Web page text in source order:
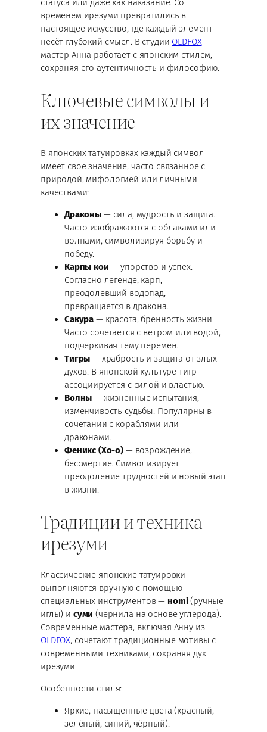
статуса или даже как наказание. Со
временем ирезуми превратились в
настоящее искусство, где каждый элемент
несёт глубокий смысл. В студии OLDFOX
мастер Анна работает с японским стилем,
сохраняя его аутентичность и философию.
Ключевые символы и
их значение
В японских татуировках каждый символ
имеет своё значение, часто связанное с
природой, мифологией или личными
качествами:
Драконы— сила, мудрость и защита.
Часто изображаются с облаками или
волнами, символизируя борьбу и
победу.
Карпы кои — упорство и успех.
Согласно легенде, карп,
преодолевший водопад,
превращается в дракона.
Сакура — красота, бренность жизни.
Часто сочетается с ветром или водой,
подчёркивая тему перемен.
Тигры — храбрость и защита от злых
духов. В японской культуре тигр
ассоциируется с силой и властью.
Волны — жизненные испытания,
изменчивость судьбы. Популярны в
сочетании с кораблями или
драконами.
Феникс (Хо-о) — возрождение,
бессмертие. Символизирует
преодоление трудностей и новый этап
в жизни.
Традиции и техника
ирезуми
Классические японские татуировки
выполняются вручную с помощью
специальных инструментов — нomi(ручные
иглы) и суми (чернила на основе углерода).
Современные мастера, включая Анну из
OLDFOX, сочетают традиционные мотивы с
современными техниками, сохраняя дух
ирезуми.
Особенности стиля:
Яркие, насыщенные цвета (красный,
зелёный, синий, чёрный).